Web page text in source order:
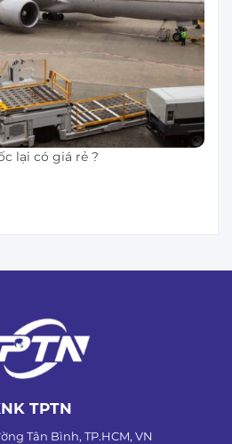
lại có giá rẻ ?
TPTN
Tân Bình, TP.HCM, VN